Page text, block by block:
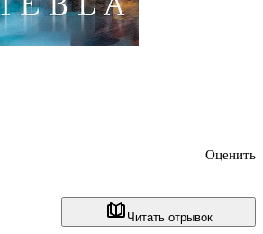
Читать отрывок
Оценить